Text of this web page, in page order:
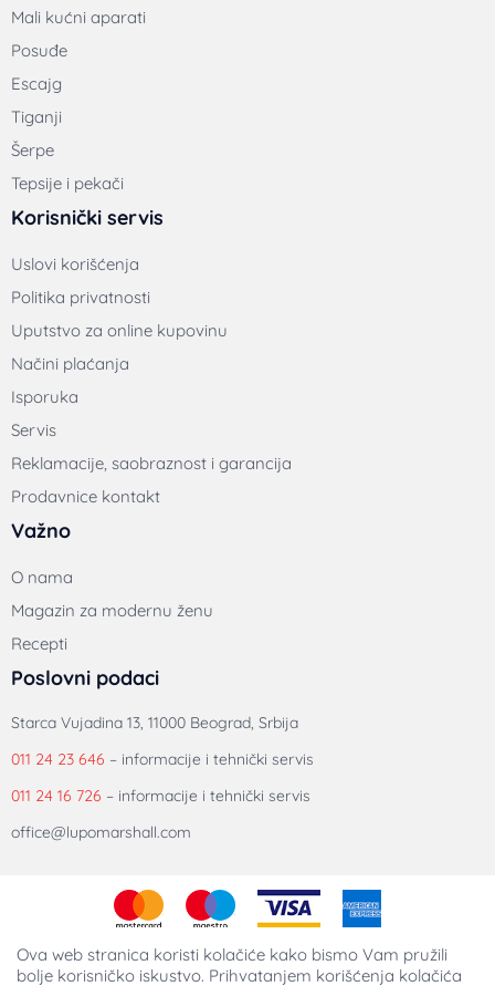
Mali kućni aparati
Posuđe
Escajg
Tiganji
Šerpe
Tepsije i pekači
Korisnički servis
Uslovi korišćenja
Politika privatnosti
Uputstvo za online kupovinu
Načini plaćanja
Isporuka
Servis
Reklamacije, saobraznost i garancija
Prodavnice kontakt
Važno
O nama
Magazin za modernu ženu
Recepti
Poslovni podaci
Starca Vujadina 13, 11000 Beograd, Srbija
011 24 23 646 – informacije i tehnički servis
011 24 16 726 – informacije i tehnički servis
office@lupomarshall.com
Ova web stranica koristi kolačiće kako bismo Vam pružili
bolje korisničko iskustvo. Prihvatanjem korišćenja kolačića